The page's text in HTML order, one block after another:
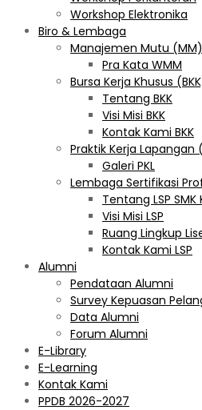
Workshop Elektronika
Biro & Lembaga
Manajemen Mutu (MM)
Pra Kata WMM
Bursa Kerja Khusus
Tentang BKK
Visi Misi BKK
Kontak Kami BKK
Praktik Kerja Lapangan
Galeri PKL
Lembaga Sertifikasi
Tentang LSP SMK
Visi Misi LSP
Ruang Lingkup
Kontak Kami LSP
Alumni
Pendataan Alumni
Survey Kepuasan
Data Alumni
Forum Alumni
E-Library
E-Learning
Kontak Kami
PPDB 2026-2027